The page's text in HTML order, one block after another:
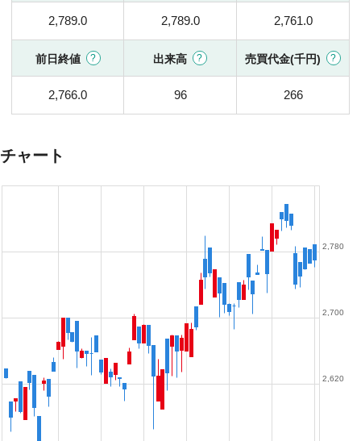
2,789.0 2,789.0 2,761.0
前日終値 出来高 売買代金(千円)
2,766.0 96 266
チャート
2,620
2,700
2,780